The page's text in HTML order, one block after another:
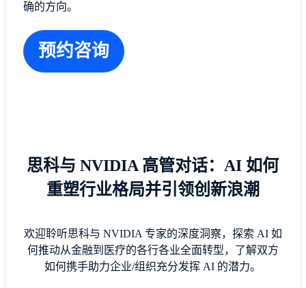
确的方向。
预约咨询
思科与 NVIDIA 高管对话：AI 如何
重塑行业格局并引领创新浪潮
欢迎聆听思科与 NVIDIA 专家的深度洞察，探索 AI 如
何推动从金融到医疗的各行各业全面转型，了解双方
如何携手助力企业/组织充分发挥 AI 的潜力。